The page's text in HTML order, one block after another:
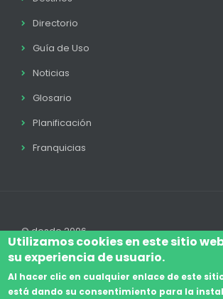
Directorio
Guía de Uso
Noticias
Glosario
Planificación
Franquicias
© desde 2006
Utilizamos cookies en este sitio
su experiencia de usuario.
Al hacer clic en cualquier enlace de este
está dando su consentimiento para la